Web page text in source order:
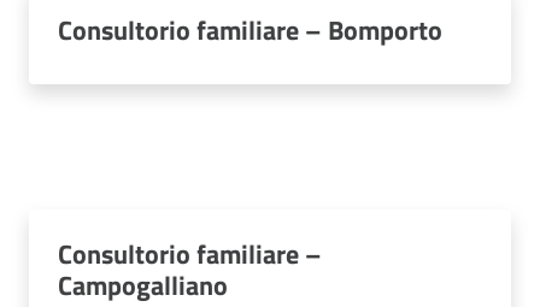
Consultorio familiare – Bomporto
Consultorio familiare –
Campogalliano